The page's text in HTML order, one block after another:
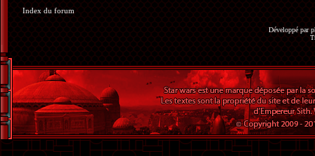
Index du forum
Développé par